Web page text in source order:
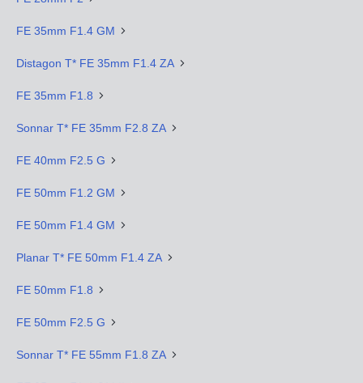
FE 35mm F1.4 GM
Distagon T* FE 35mm F1.4 ZA
FE 35mm F1.8
Sonnar T* FE 35mm F2.8 ZA
FE 40mm F2.5 G
FE 50mm F1.2 GM
FE 50mm F1.4 GM
Planar T* FE 50mm F1.4 ZA
FE 50mm F1.8
FE 50mm F2.5 G
Sonnar T* FE 55mm F1.8 ZA